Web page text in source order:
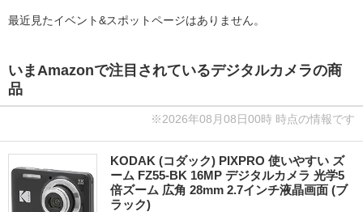
最近見たイベント&スポットページはありません。
いまAmazonで注目されているデジタルカメラの商
品
※2026年08月08日00時 時点の情報です
KODAK (コダック) PIXPRO 使いやすい ズ
ーム FZ55-BK 16MP デジタルカメラ 光学5
倍ズーム 広角 28mm 2.7インチ液晶画面 (ブ
ラック)